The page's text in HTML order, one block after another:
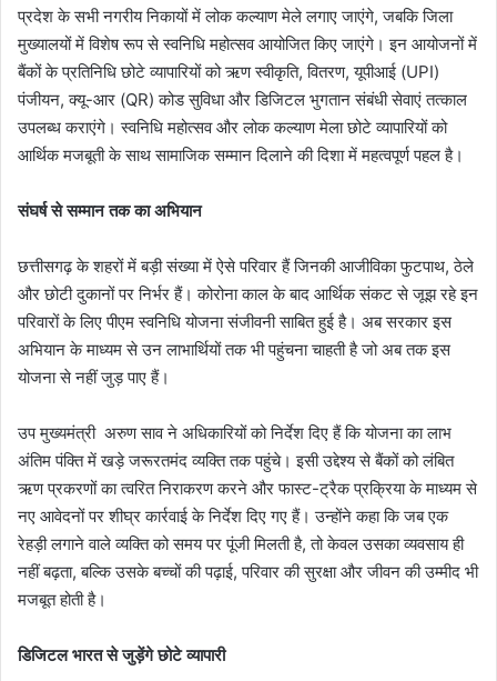
प्रदेश के सभी नगरीय निकायों में लोक कल्याण मेले लगाए जाएंगे, जबकि जिला
मुख्यालयों में विशेष रूप से स्वनिधि महोत्सव आयोजित किए जाएंगे। इन आयोजनों में
बैंकों के प्रतिनिधि छोटे व्यापारियों को ऋण स्वीकृति, वितरण, यूपीआई (UPI)
पंजीयन, क्यू-आर (QR) कोड सुविधा और डिजिटल भुगतान संबंधी सेवाएं तत्काल
उपलब्ध कराएंगे। स्वनिधि महोत्सव और लोक कल्याण मेला छोटे व्यापारियों को
आर्थिक मजबूती के साथ सामाजिक सम्मान दिलाने की दिशा में महत्वपूर्ण पहल है।
संघर्ष से सम्मान तक का अभियान
छत्तीसगढ़ के शहरों में बड़ी संख्या में ऐसे परिवार हैं जिनकी आजीविका फुटपाथ, ठेले
और छोटी दुकानों पर निर्भर हैं। कोरोना काल के बाद आर्थिक संकट से जूझ रहे इन
परिवारों के लिए पीएम स्वनिधि योजना संजीवनी साबित हुई है। अब सरकार इस
अभियान के माध्यम से उन लाभार्थियों तक भी पहुंचना चाहती है जो अब तक इस
योजना से नहीं जुड़ पाए हैं।
उप मुख्यमंत्री अरुण साव ने अधिकारियों को निर्देश दिए हैं कि योजना का लाभ
अंतिम पंक्ति में खड़े जरूरतमंद व्यक्ति तक पहुंचे। इसी उद्देश्य से बैंकों को लंबित
ऋण प्रकरणों का त्वरित निराकरण करने और फास्ट-ट्रैक प्रक्रिया के माध्यम से
नए आवेदनों पर शीघ्र कार्रवाई के निर्देश दिए गए हैं। उन्होंने कहा कि जब एक
रेहड़ी लगाने वाले व्यक्ति को समय पर पूंजी मिलती है, तो केवल उसका व्यवसाय ही
नहीं बढ़ता, बल्कि उसके बच्चों की पढ़ाई, परिवार की सुरक्षा और जीवन की उम्मीद भी
मजबूत होती है।
डिजिटल भारत से जुड़ेंगे छोटे व्यापारी